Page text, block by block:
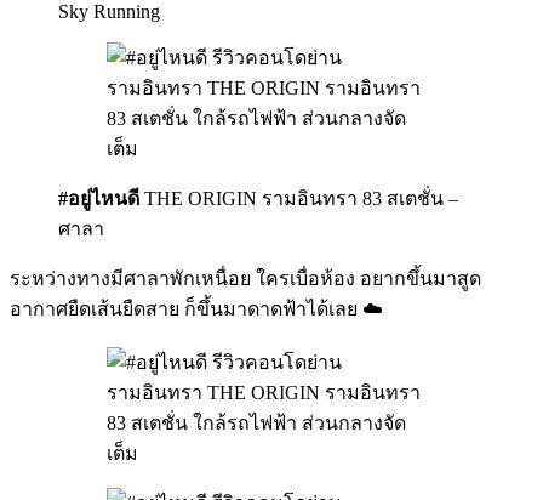
Sky Running
#อยู่ไหนดี THE ORIGIN รามอินทรา 83 สเตชั่น –
ศาลา
ระหว่างทางมีศาลาพักเหนื่อย ใครเบื่อห้อง อยากขึ้นมาสูด
อากาศยืดเส้นยืดสาย ก็ขึ้นมาดาดฟ้าได้เลย ☁️